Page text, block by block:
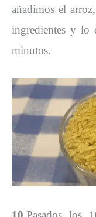
añadimos el
ingredientes y lo
minutos.